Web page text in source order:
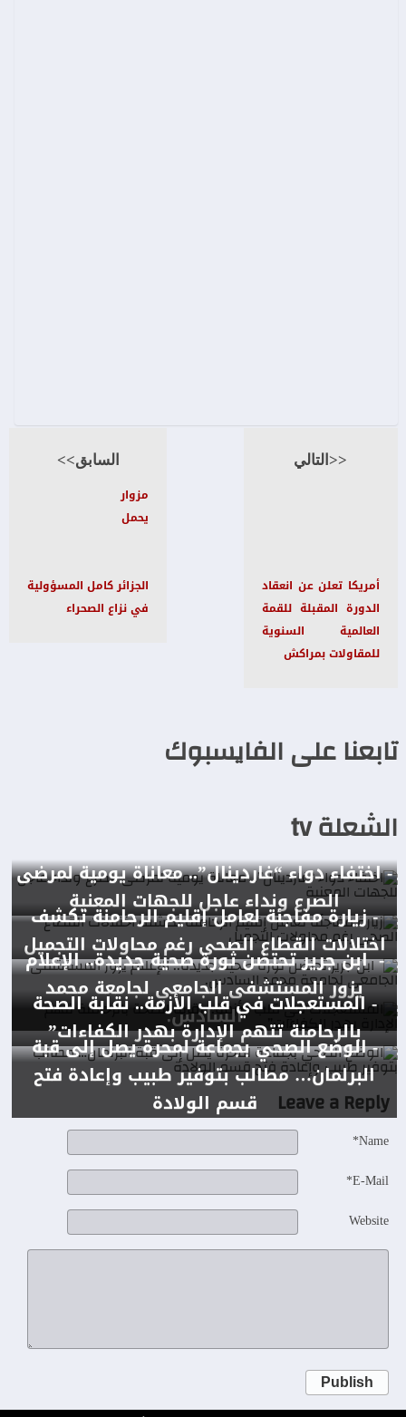
السابق>>
مزوار
يحمل
الجزائر كامل المسؤولية
في نزاع الصحراء
<<التالي
أمريكا تعلن عن انعقاد
الدورة المقبلة للقمة
العالمية السنوية
للمقاولات بمراكش
تابعنا على الفايسبوك
الشعلة tv
- اختفاء دواء “غاردينال”.. معاناة يومية لمرضى
الصرع ونداء عاجل للجهات المعنية
- زيارة مفاجئة لعامل إقليم الرحامنة تكشف
اختلالات القطاع الصحي رغم محاولات التجميل
- ابن جرير تحتضن ثورة صحية جديدة.. الإعلام
يزور المستشفى الجامعي لجامعة محمد
السادس.
- المستعجلات في قلب الأزمة.. نقابة الصحة
بالرحامنة تتهم الإدارة بهدر الكفاءات”
- الوضع الصحي بجماعة لمحرة يصل إلى قبة
البرلمان… مطالب بتوفير طبيب وإعادة فتح
قسم الولادة
Leave a Reply
Name*
E-Mail*
Website
Publish